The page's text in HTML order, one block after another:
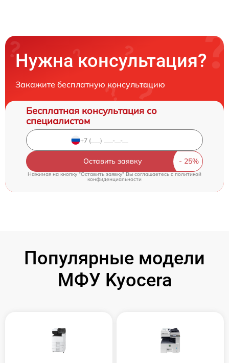
Нужна консультация?
Закажите бесплатную консультацию
Бесплатная консультация со
специалистом
Оставить заявку
Нажимая на кнопку "Оставить заявку" Вы соглашаетесь c политикой
конфиденциальности
Популярные модели
МФУ Kyocera